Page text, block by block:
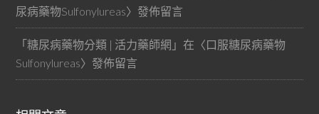
尿病藥物Sulfonylureas〉發佈留言
「糖尿病藥物分類 | 活力藥師網 」在〈口服糖尿病藥物
Sulfonylureas〉發佈留言